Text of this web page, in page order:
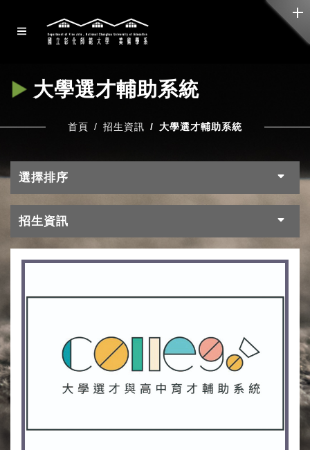
大學選才輔助系統
首頁 招生資訊 大學選才輔助系統
選擇排序
招生資訊